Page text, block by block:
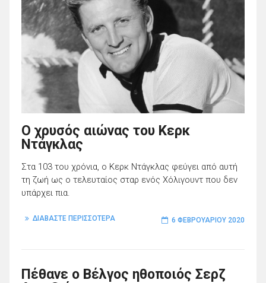
Ο χρυσός αιώνας του Κερκ
Ντάγκλας
Στα 103 του χρόνια, ο Κερκ Ντάγκλας φεύγει από αυτή
τη ζωή ως ο τελευταίος σταρ ενός Χόλιγουντ που δεν
υπάρχει πια.
ΔΙΑΒΑΣΤΕ ΠΕΡΙΣΣΟΤΕΡΑ 6 ΦΕΒΡΟΥΑΡΊΟΥ 2020
Πέθανε ο Βέλγος ηθοποιός Σερζ